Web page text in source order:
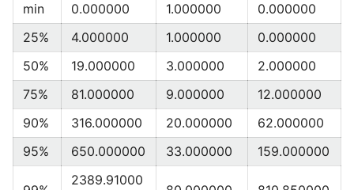
min
0.000000 1.000000
0.000000
25%
4.000000 1.000000
0.000000
50%
19.000000 3.000000
2.000000
75%
81.000000 9.000000
12.000000
90%
316.000000 20.000000
62.000000
95%
650.000000 33.000000 159.000000
2389.91000